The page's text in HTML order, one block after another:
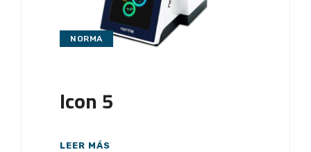
NORMA
Icon 5
LEER MÁS